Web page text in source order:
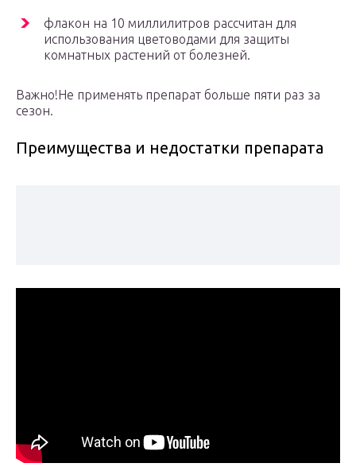
флакон на 10 миллилитров рассчитан для
использования цветоводами для защиты
комнатных растений от болезней.
Важно!Не применять препарат больше пяти раз за
сезон.
Преимущества и недостатки препарата